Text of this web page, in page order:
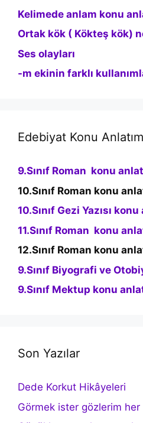
Kelimede anlam konu
Ortak kök ( Kökteş kök)
Ses olayları
-m ekinin farklı
Edebiyat Konu
9.Sınıf Roman konu
10.Sınıf Roman konu
10.Sınıf Gezi Yazısı konu
11.Sınıf Roman konu
12.Sınıf Roman konu
9.Sınıf Biyografi ve
9.Sınıf Mektup konu
Son Yazılar
Dede Korkut Hikâyeleri
Görmek ister gözlerim